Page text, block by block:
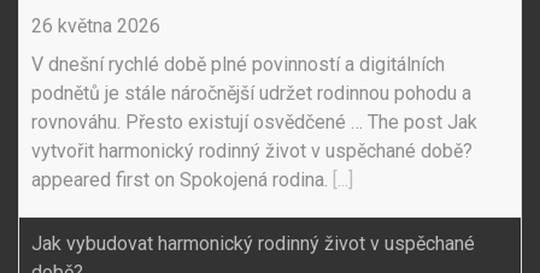
26 května 2026
V dnešní rychlé době plné povinností a digitálních
podnětů je stále náročnější udržet rodinnou pohodu a
rovnováhu. Přesto existují osvědčené … The post Jak
vytvořit harmonický rodinný život v uspěchané době?
appeared first on Spokojená rodina.
Jak vybudovat harmonický rodinný život v uspěchané